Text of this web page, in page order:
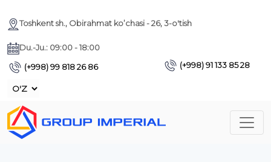
Toshkent sh., Obirahmat ko’chasi - 26, 3-o'tish
Du.-Ju.: 09:00 - 18:00
(+998) 99 818 26 86
(+998) 91 133 85 28